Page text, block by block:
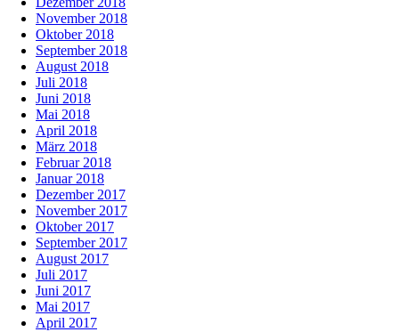
November 2018
Oktober 2018
September 2018
August 2018
Juli 2018
Juni 2018
Mai 2018
April 2018
März 2018
Februar 2018
Januar 2018
Dezember 2017
November 2017
Oktober 2017
September 2017
August 2017
Juli 2017
Juni 2017
Mai 2017
April 2017